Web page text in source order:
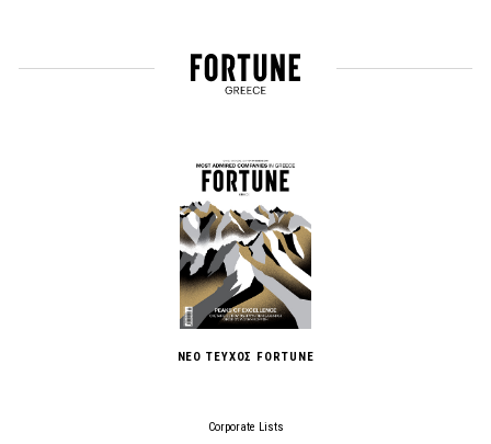
ΝΕΟ ΤΕΥΧΟΣ FORTUNE
Corporate Lists